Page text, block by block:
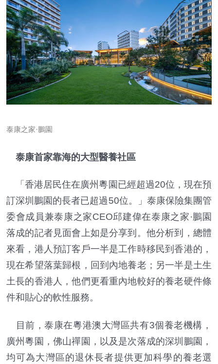
泰康之家·鵬園
泰康首家靠海的大型醫養社區
「香港居民住在廣州粵園已經超過20位，現在預
訂深圳鵬園的長者已超過50位。」泰康保險集團管
委會成員兼泰康之家CEO邱建偉在泰康之家·鵬園
落成的記者見面會上如是分享到。他分析到，總體
來看，港人預訂客戶一半是工作時移民到香港的，
現在希望落葉歸根，回到內地養老；另一半是土生
土長的香港人，他們更看重內地較好的養老硬件條
件和貼心的軟性服務。
目前，泰康在粵港澳大灣區共有3個養老機構，
廣州粵園，佛山禪園，以及是次落成的深圳鵬園，
均可為大灣區的退休長者提供更加科學的養老選